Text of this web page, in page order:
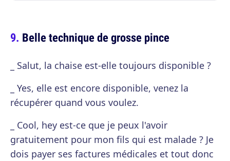
Belle technique de grosse pince
_ Salut, la chaise est-elle toujours disponible ?
_ Yes, elle est encore disponible, venez la
récupérer quand vous voulez.
_ Cool, hey est-ce que je peux l'avoir
gratuitement pour mon fils qui est malade ? Je
dois payer ses factures médicales et tout donc